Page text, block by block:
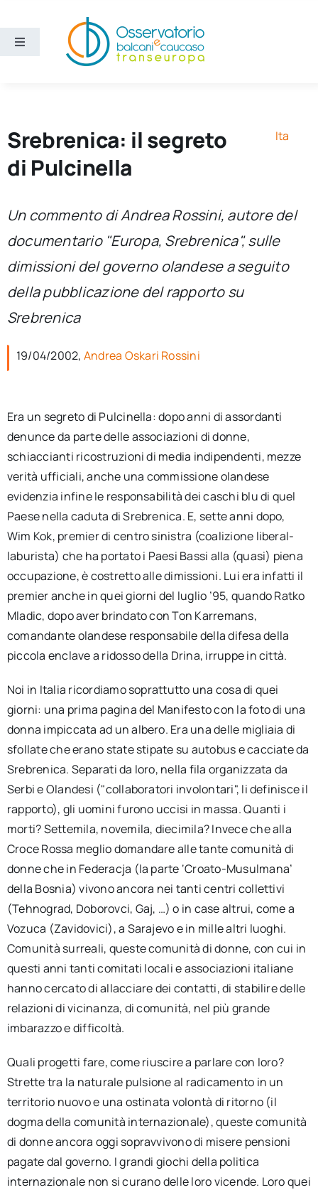
contenuto
Toggle
Ricerca e divulgazione
Sezioni
Chi siamo
per:
Ita
Srebrenica: il segreto
di Pulcinella
Ita
Un commento di Andrea Rossini, autore del
documentario "Europa, Srebrenica", sulle
dimissioni del governo olandese a seguito
della pubblicazione del rapporto su
Srebrenica
19/04/2002, Andrea Oskari Rossini
Era un segreto di Pulcinella: dopo anni di assordanti
denunce da parte delle associazioni di donne,
schiaccianti ricostruzioni di media indipendenti, mezze
verità ufficiali, anche una commissione olandese
evidenzia infine le responsabilità dei caschi blu di quel
Paese nella caduta di Srebrenica. E, sette anni dopo,
Wim Kok, premier di centro sinistra (coalizione liberal-
laburista) che ha portato i Paesi Bassi alla (quasi) piena
occupazione, è costretto alle dimissioni. Lui era infatti il
premier anche in quei giorni del luglio ’95, quando Ratko
Mladic, dopo aver brindato con Ton Karremans,
comandante olandese responsabile della difesa della
piccola enclave a ridosso della Drina, irruppe in città.
Noi in Italia ricordiamo soprattutto una cosa di quei
giorni: una prima pagina del Manifesto con la foto di una
donna impiccata ad un albero. Era una delle migliaia di
sfollate che erano state stipate su autobus e cacciate da
Srebrenica. Separati da loro, nella fila organizzata da
Serbi e Olandesi ("collaboratori involontari", li definisce il
rapporto), gli uomini furono uccisi in massa. Quanti i
morti? Settemila, novemila, diecimila? Invece che alla
Croce Rossa meglio domandare alle tante comunità di
donne che in Federacja (la parte ‘Croato-Musulmana’
della Bosnia) vivono ancora nei tanti centri collettivi
(Tehnograd, Doborovci, Gaj, …) o in case altrui, come a
Vozuca (Zavidovici), a Sarajevo e in mille altri luoghi.
Comunità surreali, queste comunità di donne, con cui in
questi anni tanti comitati locali e associazioni italiane
hanno cercato di allacciare dei contatti, di stabilire delle
relazioni di vicinanza, di comunità, nel più grande
imbarazzo e difficoltà.
Quali progetti fare, come riuscire a parlare con loro?
Strette tra la naturale pulsione al radicamento in un
territorio nuovo e una ostinata volontà di ritorno (il
dogma della comunità internazionale), queste comunità
di donne ancora oggi sopravvivono di misere pensioni
pagate dal governo. I grandi giochi della politica
internazionale non si curano delle loro vicende. Loro quei